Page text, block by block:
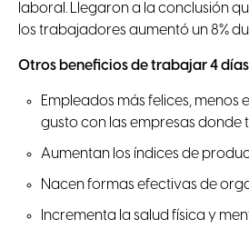
laboral. Llegaron a la conclusión
los trabajadores aumentó un 8%
Otros beneficios de trabajar 4
Empleados más felices, menos
gusto con las empresas donde
Aumentan los índices de
Nacen formas efectivas de
Incrementa la salud física y